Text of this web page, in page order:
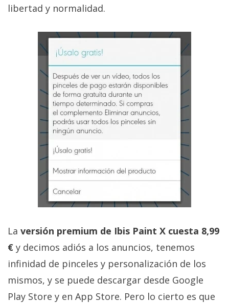
libertad y normalidad.
La versión premium de Ibis Paint X cuesta 8,99
€ y decimos adiós a los anuncios, tenemos
infinidad de pinceles y personalización de los
mismos, y se puede descargar desde Google
Play Store y en App Store. Pero lo cierto es que